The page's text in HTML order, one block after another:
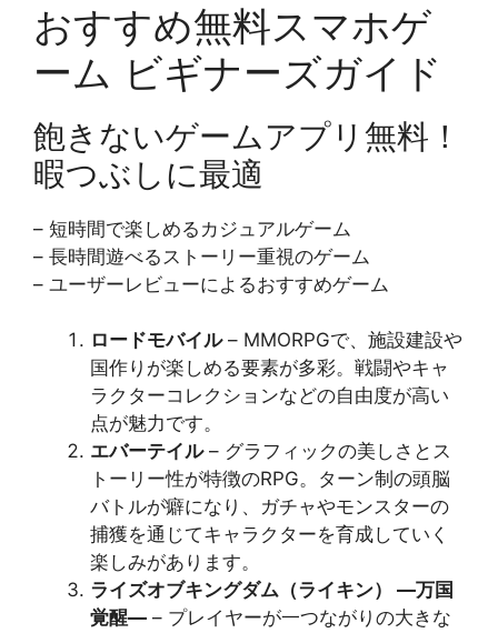
おすすめ無料スマホゲ
ーム ビギナーズガイド
飽きないゲームアプリ無料！
暇つぶしに最適
– 短時間で楽しめるカジュアルゲーム
– 長時間遊べるストーリー重視のゲーム
– ユーザーレビューによるおすすめゲーム
ロードモバイル– MMORPGで、施設建設や
国作りが楽しめる要素が多彩。戦闘やキャ
ラクターコレクションなどの自由度が高い
点が魅力です​​。
エバーテイル– グラフィックの美しさとス
トーリー性が特徴のRPG。ターン制の頭脳
バトルが癖になり、ガチャやモンスターの
捕獲を通じてキャラクターを育成していく
楽しみがあります​​。
ライズオブキングダム（ライキン） ―万国
覚醒― – プレイヤーが一つながりの大きな